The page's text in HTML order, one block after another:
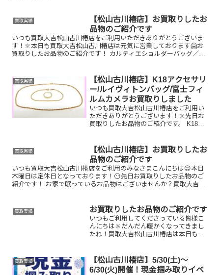
買取実績
【松山古川椿店】お買取りしたお
品物のご紹介です
いつも買取大吉松山古川椿店をご利用いただきありがとうございま
す！🔆本日も買取大吉松山古川椿店は元気に営業しております🤗お
買取りしたお品物のご紹介です！ カルティエショルダーバッグ／御
買取実績
【松山古川椿店】K18アクセサリ
ー/ルイヴィトンバッグ/富士フィ
ルムカメラお買取りしました
いつも買取大吉松山古川椿店をご利用い
ただきありがとうございます！🔆先日お
買取りしたお品物のご紹介です。 K18ア
お家で眠っているお品物はございません
か？ぜひ買取大吉...
買取実績
【松山古川椿店】お買取りしたお
品物のご紹介です
いつも買取大吉松山古川椿店をご利用のみなさまこんにちは😊本日
木曜日は定休日となっております！😶先日お買取りしたお品物のご
紹介です！ お家で眠っているお品物はございませんか？買取大吉松
買取実績 お買取りしたお品物のご紹介です
いつもご利用してくださっている皆様こ
んにちは🔆だんだん暖かくなってきまし
たね！買取大吉松山古川椿店は本日も元
品物はございませんか？そのお品物ぜ
ひ！買取大吉松山古川椿店に...
買取実績
【松山古川椿店】5/30(土)～
6/30(火)開催！現金掴み取りイベ